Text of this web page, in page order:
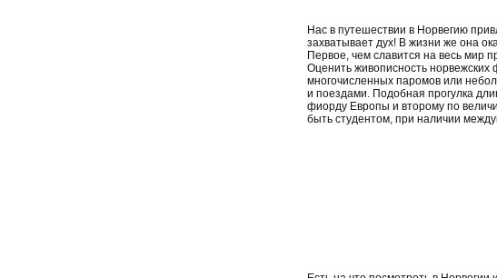
Нас в путешествии в Норвегию
захватывает дух! В жизни же она
Первое, чем славится на весь мир
Оценить живописность
многочисленных паромов или
и поездами. Подобная прогулка
фиорду Европы и второму по
быть студентом, при наличии